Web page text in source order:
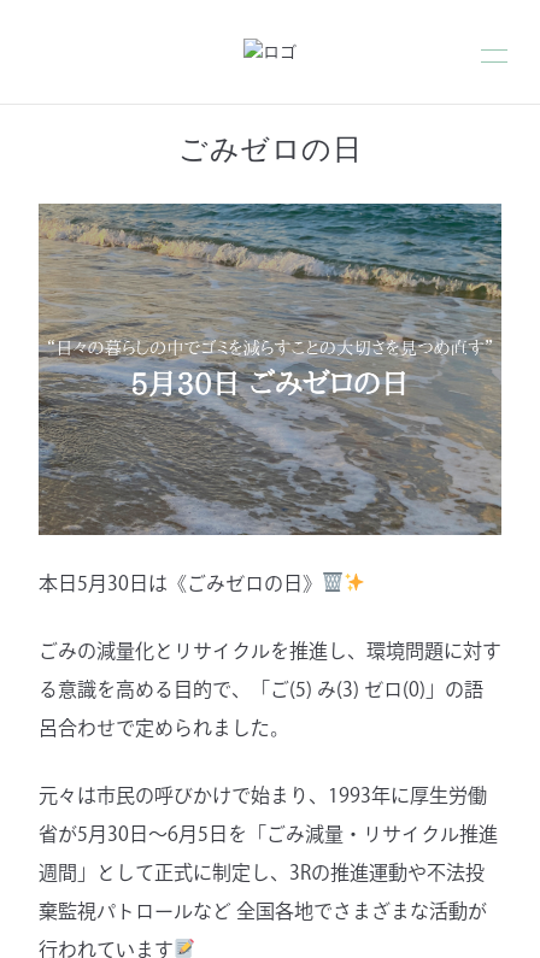
ごみゼロの日
本日5月30日は《ごみゼロの日》
ごみの減量化とリサイクルを推進し、環境問題に対す
る意識を高める目的で、「ご(5) み(3) ゼロ(0)」の語
呂合わせで定められました。
元々は市民の呼びかけで始まり、1993年に厚生労働
省が5月30日～6月5日を「ごみ減量・リサイクル推進
週間」として正式に制定し、3Rの推進運動や不法投
棄監視パトロールなど 全国各地でさまざまな活動が
行われています